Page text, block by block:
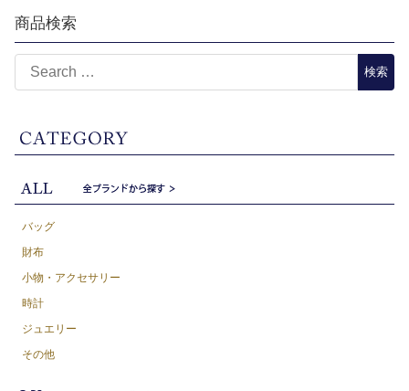
商品検索
バッグ
財布
小物・アクセサリー
時計
ジュエリー
その他